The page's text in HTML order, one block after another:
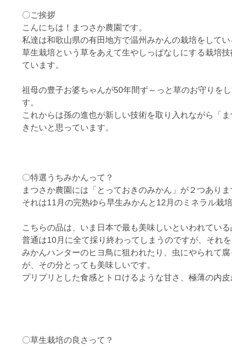
〇ご挨拶
こんにちは！まつさか農園です。
私達は和歌山県の有田地方で温州みかんの栽培をしてい
草生栽培という草をあえて生やしっぱなしにする栽培
ています。
祖母の豊子お婆ちゃんが50年間ず～っと草のお守りを
す。
これからは孫の進也が新しい技術を取り入れながら「
きたいと思っています。
〇特選うちみかんって？
まつさか農園には「とっておきのみかん」が２つありま
それは11月の完熟ゆら早生みかんと12月のミネラル栽培
こちらの品は、いま日本で最も美味しいといわれている
普通は10月に全て採り終わってしまうのですが、それ
みかんハンターのヒヨ鳥に狙われたり、虫にやられて
が、その分とっても美味しいです。
プリプリとした食感とトロけるような甘さ、極薄の内皮
〇草生栽培の良さって？